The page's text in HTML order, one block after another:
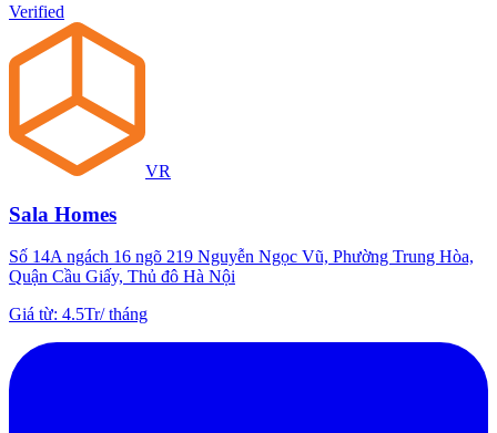
Verified
VR
Sala Homes
Số 14A ngách 16 ngõ 219 Nguyễn Ngọc Vũ, Phường Trung Hòa,
Quận Cầu Giấy, Thủ đô Hà Nội
Giá từ: 4.5Tr/tháng